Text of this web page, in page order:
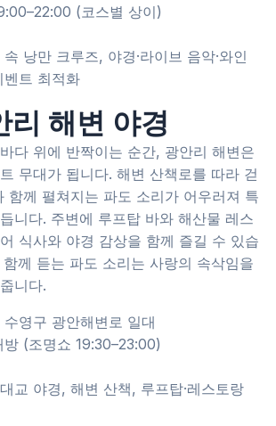
(코스별 상이)
속 낭만 크루즈, 야경·라이브 음악·와인
트 최적화
리 해변 야경
다 위에 반짝이는 순간, 광안리 해변은
무대가 됩니다. 해변 산책로를 따라 걷
함께 펼쳐지는 파도 소리가 어우러져 특
니다. 주변에 루프탑 바와 해산물 레스
식사와 야경 감상을 함께 즐길 수 있습
께 듣는 파도 소리는 사랑의 속삭임을
니다.
영구 광안해변로 일대
방 (조명쇼 19:30–23:00)
교 야경, 해변 산책, 루프탑·레스토랑